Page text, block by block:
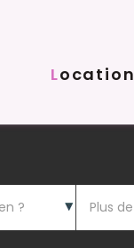
Location